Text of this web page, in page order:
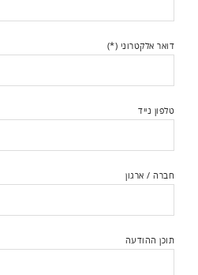
דואר אלקטרוני (*)
טלפון נייד
חברה / ארגון
תוכן ההודעה